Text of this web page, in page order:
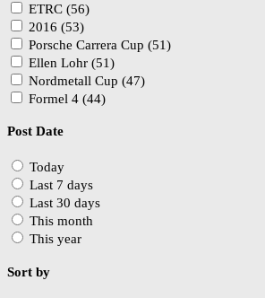
ETRC (56)
2016 (53)
Porsche Carrera Cup (51)
Ellen Lohr (51)
Nordmetall Cup (47)
Formel 4 (44)
Post Date
Today
Last 7 days
Last 30 days
This month
This year
Sort by